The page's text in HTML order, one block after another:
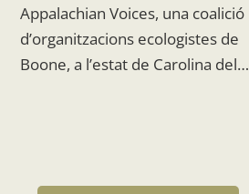
Appalachian Voices, una coalició
d’organitzacions ecologistes de
Boone, a l’estat de Carolina del…